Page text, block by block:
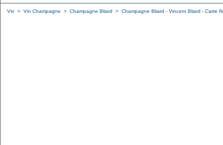
Vin > Vin Champagne > Champagne Bliard > Champagne Bliard - Vincent Bliard - Carte